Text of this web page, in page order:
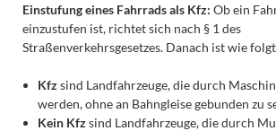
Einstufung eines Fahrrads als Kfz: Ob ein
einzustufen ist, richtet sich nach § 1 des
Straßenverkehrsgesetzes. Danach ist wie
Kfzsind Landfahrzeuge, die durch
werden, ohne an Bahngleise gebunden zu
Kein Kfzsind Landfahrzeuge, die durch